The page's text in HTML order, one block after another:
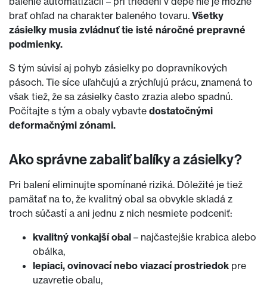
brať ohľad na charakter baleného tovaru. Všetky
zásielky musia zvládnuť tie isté náročné prepravné
podmienky.
S tým súvisí aj pohyb zásielky po dopravníkových
pásoch. Tie síce uľahčujú a zrýchľujú prácu, znamená to
však tiež, že sa zásielky často zrazia alebo spadnú.
Počítajte s tým a obaly vybavte dostatočnými
deformačnými zónami.
Ako správne zabaliť balíky a zásielky?
Pri balení eliminujte spomínané riziká. Dôležité je tiež
pamätať na to, že kvalitný obal sa obvykle skladá z
troch súčastí a ani jednu z nich nesmiete podceniť:
kvalitný vonkajší obal – najčastejšie krabica alebo
obálka,
lepiaci, ovinovací nebo viazací prostriedok pre
uzavretie obalu,